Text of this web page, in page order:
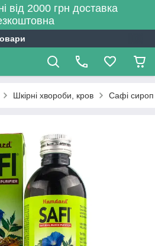
від 2000 грн доставка
Шкірні хвороби, кров Сафі сироп